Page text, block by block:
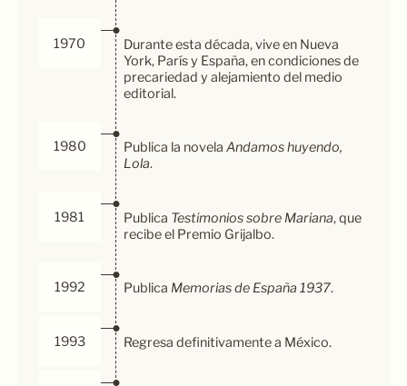
1970
Durante esta década, vive en Nueva
York, París y España, en condiciones de
precariedad y alejamiento del medio
editorial.
1980 Publica la novela Andamos huyendo,
Lola.
1981 Publica Testimonios sobre Mariana, que
recibe el Premio Grijalbo.
1992 Publica Memorias de España 1937.
1993 Regresa definitivamente a México.